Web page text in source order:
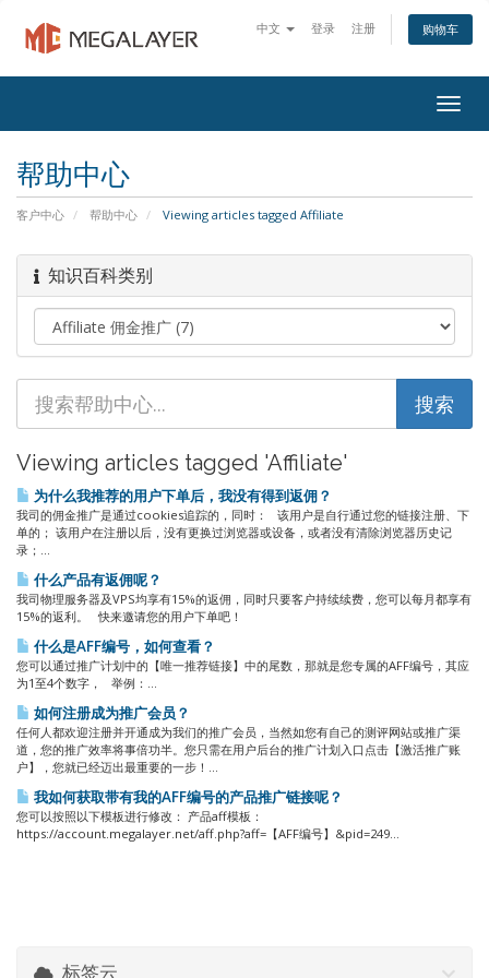
中文 登录 注册 购物车
帮助中心
客户中心 帮助中心 Viewing articles tagged Affiliate
知识百科类别
Viewing articles tagged 'Affiliate'
为什么我推荐的用户下单后，我没有得到返佣？
我司的佣金推广是通过cookies追踪的，同时： 该用户是自行通过您的链接注册、下
单的； 该用户在注册以后，没有更换过浏览器或设备，或者没有清除浏览器历史记
录；...
什么产品有返佣呢？
我司物理服务器及VPS均享有15%的返佣，同时只要客户持续续费，您可以每月都享有
15%的返利。 快来邀请您的用户下单吧！
什么是AFF编号，如何查看？
您可以通过推广计划中的【唯一推荐链接】中的尾数，那就是您专属的AFF编号，其应
为1至4个数字， 举例：...
如何注册成为推广会员？
任何人都欢迎注册并开通成为我们的推广会员，当然如您有自己的测评网站或推广渠
道，您的推广效率将事倍功半。您只需在用户后台的推广计划入口点击【激活推广账
户】，您就已经迈出最重要的一步！...
我如何获取带有我的AFF编号的产品推广链接呢？
您可以按照以下模板进行修改： 产品aff模板：
https://account.megalayer.net/aff.php?aff=【AFF编号】&pid=249...
标签云